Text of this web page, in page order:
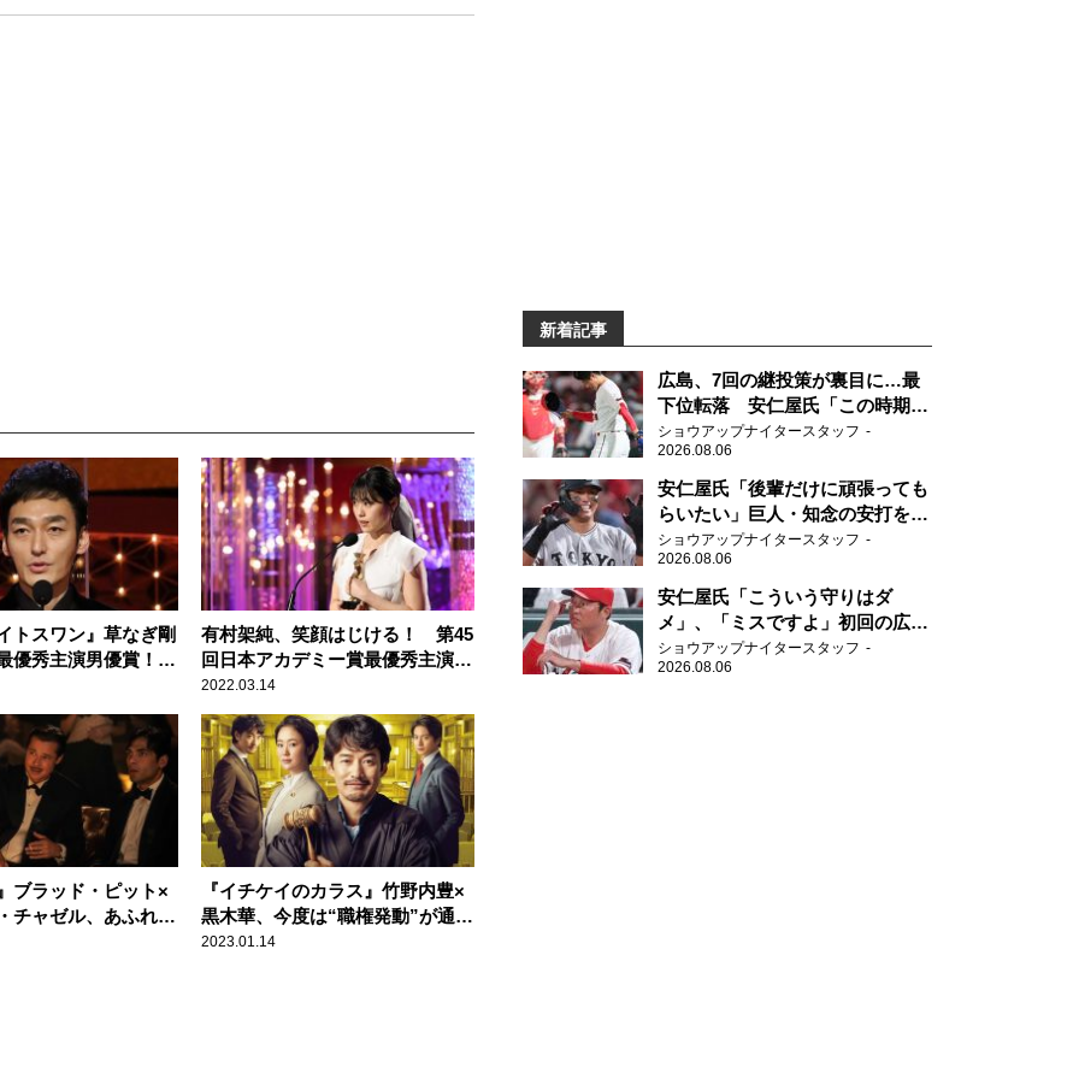
トスワン』草なぎ剛
優秀主演男優賞！
有村架純、笑顔はじける！ 第45
回日本アカデミー賞最優秀主演女
優賞受賞
2022.03.14
ブラッド・ピット×
チャゼル、あふれる
『イチケイのカラス』竹野内豊×
黒木華、今度は“職権発動”が通じ
ない？
2023.01.14
新着記事
広島、7回の継投策が裏目に…最
下位転落 安仁屋氏「この時期に
来て勉強はない」
ショウアップナイタースタッフ
2026.08.06
安仁屋氏「後輩だけに頑張っても
らいたい」巨人・知念の安打を喜
ぶ
ショウアップナイタースタッフ
2026.08.06
安仁屋氏「こういう守りはダ
メ」、「ミスですよ」初回の広島
の守備に苦言
ショウアップナイタースタッフ
2026.08.06